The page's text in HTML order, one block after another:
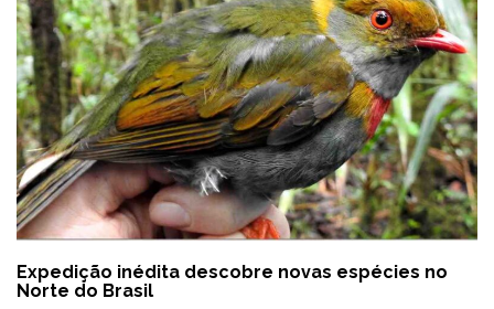
Expedição inédita descobre novas espécies no
Norte do Brasil